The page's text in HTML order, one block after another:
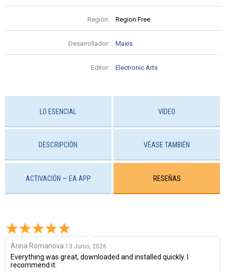
Región: Region Free
Desarrollador: Maxis
Editor: Electronic Arts
LO ESENCIAL VIDEO
DESCRIPCIÓN VÉASE TAMBIÉN
ACTIVACIÓN — EA APP RESEÑAS
Anna Romanova 13 Junio, 2026
Everything was great, downloaded and installed quickly. I
recommend it.